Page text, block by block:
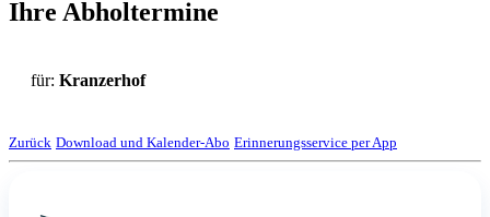
Ihre Abholtermine
für: Kranzerhof
Zurück Download und Kalender-Abo Erinnerungsservice per App